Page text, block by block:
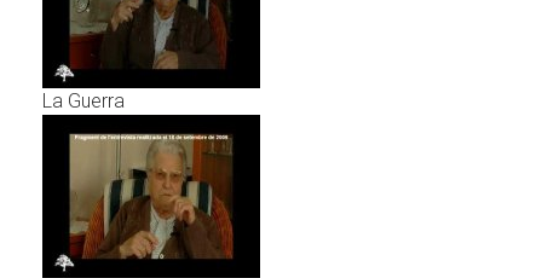
La Guerra